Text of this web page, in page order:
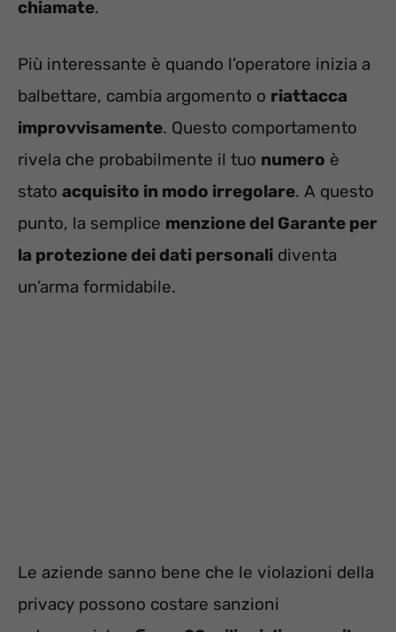
chiamate.
Più interessante è quando l’operatore inizia a
balbettare, cambia argomento o riattacca
improvvisamente. Questo comportamento
rivela che probabilmente il tuo numero è
stato acquisito in modo irregolare. A questo
punto, la semplice menzione del Garante per
la protezione dei dati personali diventa
un’arma formidabile.
Le aziende sanno bene che le violazioni della
privacy possono costare sanzioni